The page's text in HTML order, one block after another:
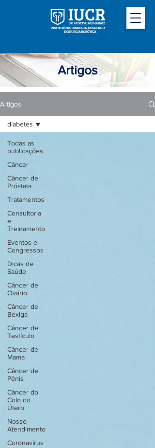
Artigos
Artigos
Todas as
publicações
Câncer
Câncer de
Próstata
Tratamentos
Consultoria
e
Treinamento
Eventos e
Congressos
Dicas de
Saúde
Câncer de
Ovário
Câncer de
Bexiga
Câncer de
Testículo
Câncer de
Mama
Câncer de
Pênis
Câncer do
Colo do
Útero
Nosso
Atendimento
Coronavírus
diabetes